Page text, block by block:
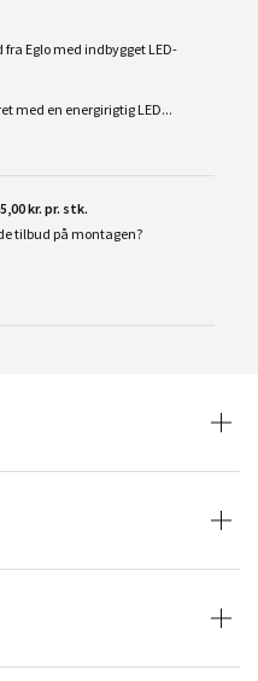
Eglo med indbygget LED-
med en energirigtig LED...
kr. pr. stk.
tilbud på montagen?